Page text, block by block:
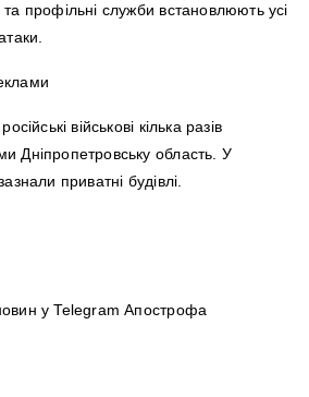
профільні служби встановлюють усі
військові кілька разів
Дніпропетровську область. У
приватні будівлі.
у Telegram Апострофа